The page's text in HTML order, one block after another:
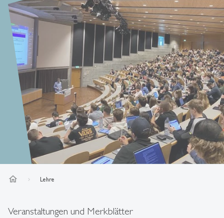
home Lehre
Veranstaltungen und Merkblätter